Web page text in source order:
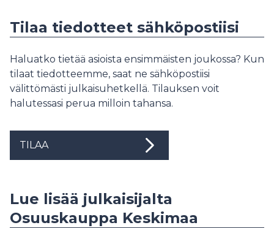
Tilaa tiedotteet sähköpostiisi
Haluatko tietää asioista ensimmäisten joukossa? Kun
tilaat tiedotteemme, saat ne sähköpostiisi
välittömästi julkaisuhetkellä. Tilauksen voit
halutessasi perua milloin tahansa.
TILAA
Lue lisää julkaisijalta
Osuuskauppa Keskimaa